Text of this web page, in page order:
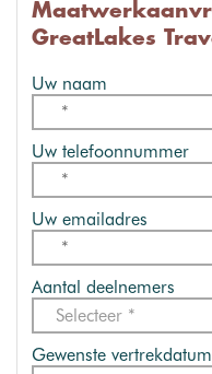
GreatLakes
Uw naam
Uw telefoonnummer
Uw emailadres
Aantal deelnemers
Selecteer *
Gewenste vertrekdatum